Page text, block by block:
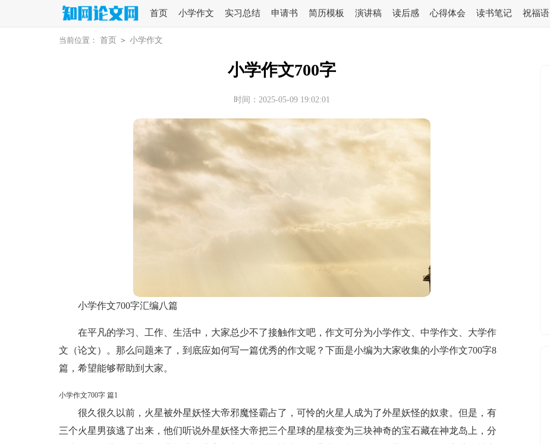
首页 小学作文 实习总结 申请书 简历模板 演讲稿 读后感 心得体会 读书笔记 祝福语
当前位置： 首页 > 小学作文
小学作文700字
时间：2025-05-09 19:02:01
小学作文700字汇编八篇
在平凡的学习、工作、生活中，大家总少不了接触作文吧，作文可分为小学作文、中学作文、大学作
文（论文）。那么问题来了，到底应如何写一篇优秀的作文呢？下面是小编为大家收集的小学作文700字8
篇，希望能够帮助到大家。
小学作文700字 篇1
很久很久以前，火星被外星妖怪大帝邪魔怪霸占了，可怜的火星人成为了外星妖怪的奴隶。但是，有
三个火星男孩逃了出来，他们听说外星妖怪大帝把三个星球的星核变为三块神奇的宝石藏在神龙岛上，分